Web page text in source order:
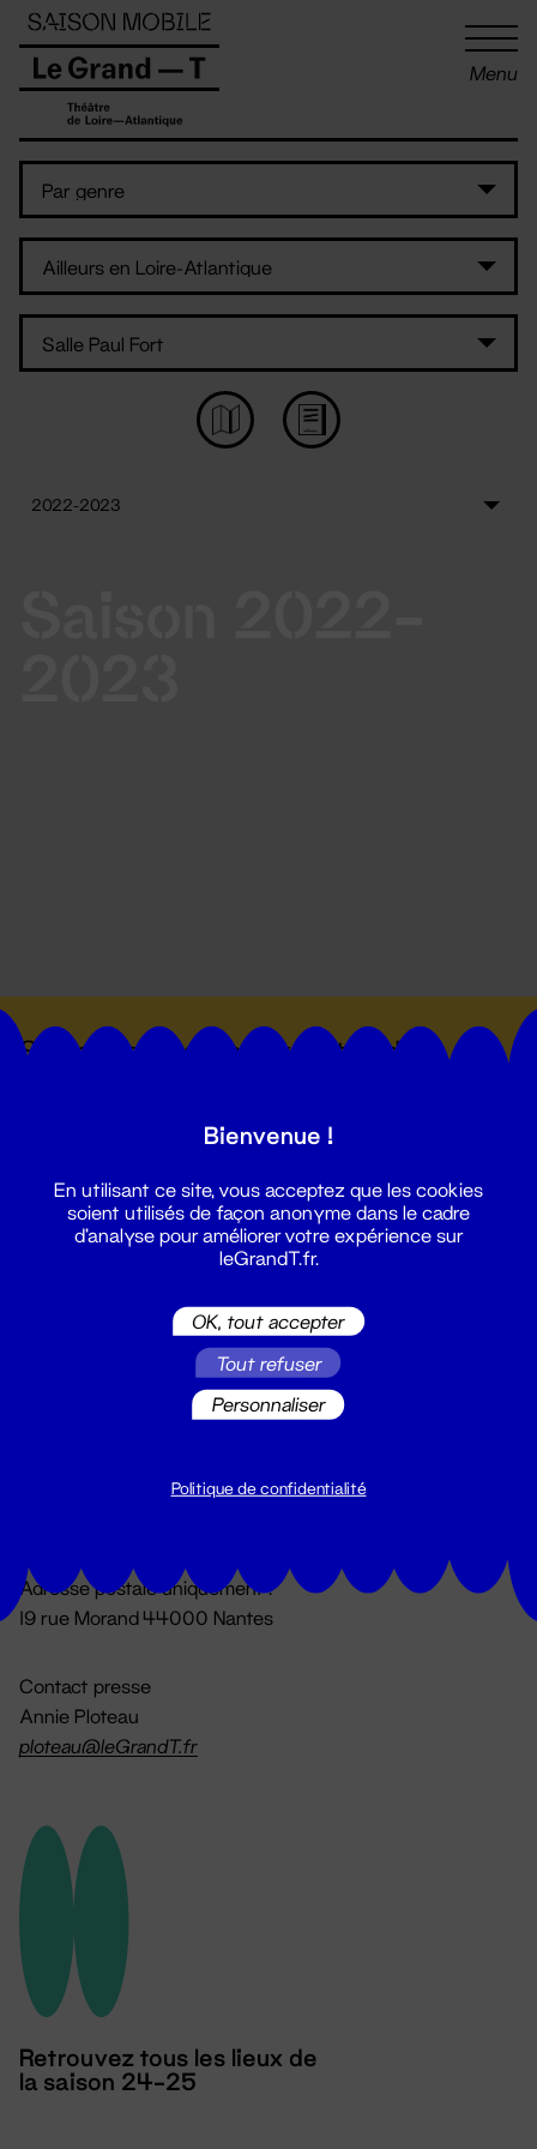
Menu
Suivez toutes les actualités du
Du lundi au vendredi 14h → 18h
Adresse postale uniquement :
19 rue Morand 44000 Nantes
Contact presse
Annie Ploteau
ploteau@leGrandT.fr
Retrouvez tous les lieux de
la saison 24-25
Panneau de gestion des cookies
Bienvenue !
En utilisant ce site, vous acceptez que les cookies
soient utilisés de façon anonyme dans le cadre
d'analyse pour améliorer votre expérience sur
leGrandT.fr.
OK, tout accepter
Tout refuser
Personnaliser
Politique de confidentialité